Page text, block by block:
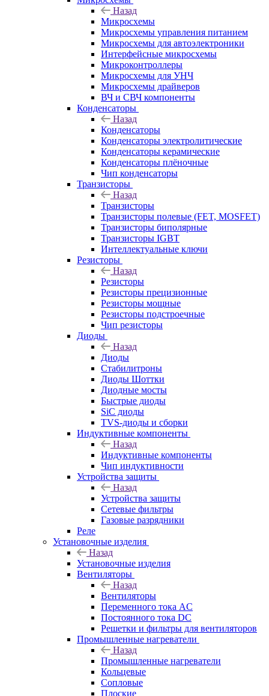
Назад
Микросхемы
Микросхемы управления питанием
Микросхемы для автоэлектроники
Интерфейсные микросхемы
Микроконтроллеры
Микросхемы для УНЧ
Микросхемы драйверов
ВЧ и СВЧ компоненты
Конденсаторы
Назад
Конденсаторы
Конденсаторы электролитические
Конденсаторы керамические
Конденсаторы плёночные
Чип конденсаторы
Транзисторы
Назад
Транзисторы
Транзисторы полевые (FET, MOSFET)
Транзисторы биполярные
Транзисторы IGBT
Интеллектуальные ключи
Резисторы
Назад
Резисторы
Резисторы прецизионные
Резисторы мощные
Резисторы подстроечные
Чип резисторы
Диоды
Назад
Диоды
Стабилитроны
Диоды Шоттки
Диодные мосты
Быстрые диоды
SiC диоды
TVS-диоды и сборки
Индуктивные компоненты
Назад
Индуктивные компоненты
Чип индуктивности
Устройства защиты
Назад
Устройства защиты
Сетевые фильтры
Газовые разрядники
Реле
Установочные изделия
Назад
Установочные изделия
Вентиляторы
Назад
Вентиляторы
Переменного тока AC
Постоянного тока DC
Решетки и фильтры для вентиляторов
Промышленные нагреватели
Назад
Промышленные нагреватели
Кольцевые
Сопловые
Плоские